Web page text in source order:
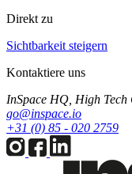
Direkt zu
Sichtbarkeit steigern
Kontaktiere uns
InSpace HQ, High
go@inspace.io
+31 (0) 85 - 020 2759